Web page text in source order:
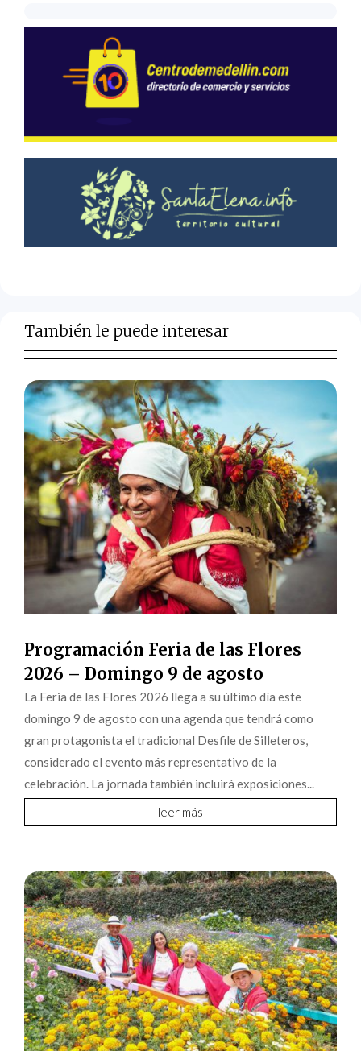
También le puede interesar
Programación Feria de las Flores
2026 – Domingo 9 de agosto
La Feria de las Flores 2026 llega a su último día este
domingo 9 de agosto con una agenda que tendrá como
gran protagonista el tradicional Desfile de Silleteros,
considerado el evento más representativo de la
celebración. La jornada también incluirá exposiciones...
leer más